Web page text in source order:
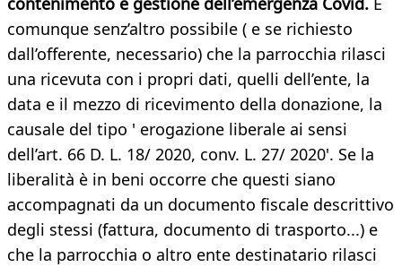
comunque senz’altro possibile ( e se richiesto
dall’offerente, necessario) che la parrocchia rilasci
una ricevuta con i propri dati, quelli dell’ente, la
data e il mezzo di ricevimento della donazione, la
causale del tipo ' erogazione liberale ai sensi
dell’art. 66 D. L. 18/ 2020, conv. L. 27/ 2020'. Se la
liberalità è in beni occorre che questi siano
accompagnati da un documento fiscale descrittivo
degli stessi (fattura, documento di trasporto...) e
che la parrocchia o altro ente destinatario rilasci